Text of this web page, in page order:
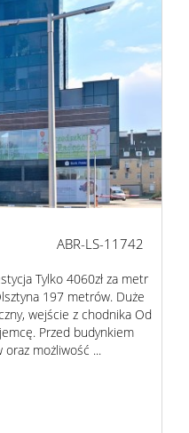
Hale
Obiekty
ABR-LS-11742
Tylko 4060zł za metr
197 metrów. Duże
wejście z chodnika Od
Przed budynkiem
możliwość ...